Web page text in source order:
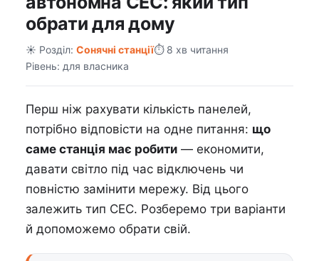
обрати для дому
☀️ Розділ: Сонячні станції⏱️ 8 хв читання
Рівень: для власника
Перш ніж рахувати кількість панелей,
потрібно відповісти на одне питання: що
саме станція має робити — економити,
давати світло під час відключень чи
повністю замінити мережу. Від цього
залежить тип СЕС. Розберемо три варіанти
й допоможемо обрати свій.